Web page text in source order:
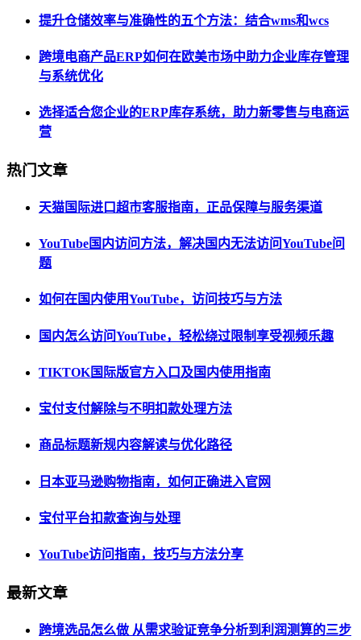
提升仓储效率与准确性的五个方法：结合wms和wcs
跨境电商产品ERP如何在欧美市场中助力企业库存管理
与系统优化
选择适合您企业的ERP库存系统，助力新零售与电商运
营
热门文章
天猫国际进口超市客服指南，正品保障与服务渠道
YouTube国内访问方法，解决国内无法访问YouTube问
题
如何在国内使用YouTube，访问技巧与方法
国内怎么访问YouTube，轻松绕过限制享受视频乐趣
TIKTOK国际版官方入口及国内使用指南
宝付支付解除与不明扣款处理方法
商品标题新规内容解读与优化路径
日本亚马逊购物指南，如何正确进入官网
宝付平台扣款查询与处理
YouTube访问指南，技巧与方法分享
最新文章
跨境选品怎么做 从需求验证竞争分析到利润测算的三步